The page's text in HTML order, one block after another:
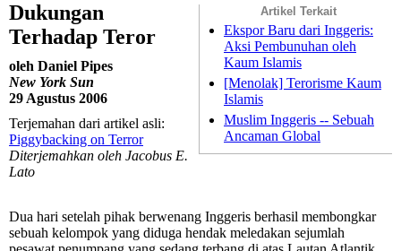
Artikel Terkait
Ekspor Baru dari Inggeris:
Aksi Pembunuhan oleh
Kaum Islamis
[Menolak] Terorisme Kaum
Islamis
Muslim Inggeris -- Sebuah
Ancaman Global
Dukungan
Terhadap Teror
oleh Daniel Pipes
New York Sun
29 Agustus 2006
Terjemahan dari artikel asli:
Piggybacking on Terror
Diterjemahkan oleh Jacobus E.
Lato
Dua hari setelah pihak berwenang Inggeris berhasil membongkar
sebuah kelompok yang diduga hendak meledakan sejumlah